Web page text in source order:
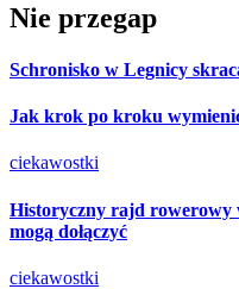
Nie przegap
Schronisko w Legnicy
Jak krok po kroku
ciekawostki
Historyczny rajd rowerowy
mogą dołączyć
ciekawostki